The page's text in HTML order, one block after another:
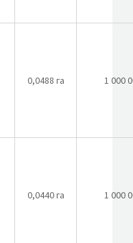
0,0488 га 1 000
0,0440 га 1 000